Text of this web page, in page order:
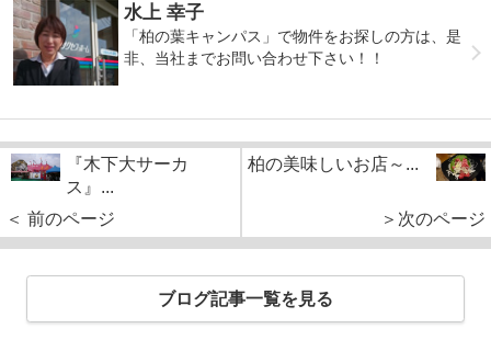
水上 幸子
「柏の葉キャンパス」で物件をお探しの方は、是
非、当社までお問い合わせ下さい！！
『木下大サーカ
ス』...
＜ 前のページ
柏の美味しいお店～...
＞次のページ
ブログ記事一覧を見る